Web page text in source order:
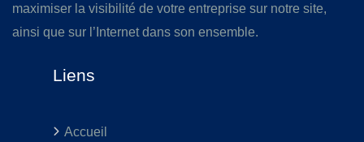
maximiser la visibilité de votre entreprise sur notre site,
ainsi que sur l’Internet dans son ensemble.
Liens
Accueil